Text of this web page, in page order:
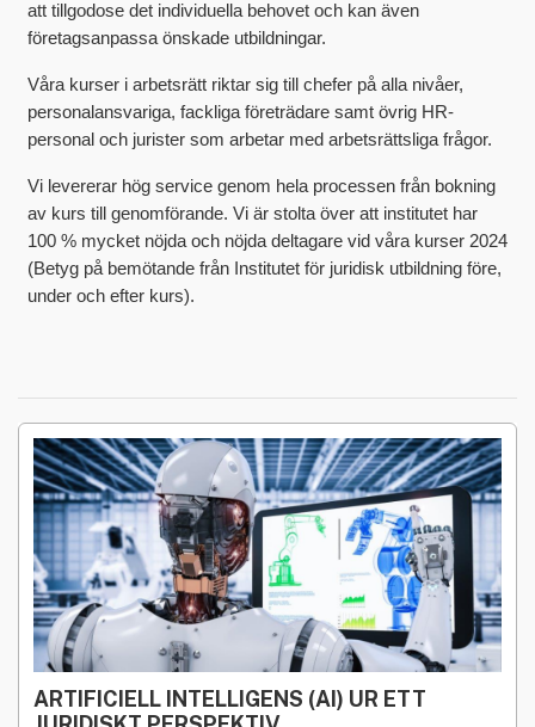
att tillgodose det individuella behovet och kan även
företagsanpassa önskade utbildningar.
Våra kurser i arbetsrätt riktar sig till chefer på alla nivåer,
personalansvariga, fackliga företrädare samt övrig HR-
personal och jurister som arbetar med arbetsrättsliga frågor.
Vi levererar hög service genom hela processen från bokning
av kurs till genomförande. Vi är stolta över att institutet har
100 % mycket nöjda och nöjda deltagare vid våra kurser 2024
(Betyg på bemötande från Institutet för juridisk utbildning före,
under och efter kurs).
ARTIFICIELL INTELLIGENS (AI) UR ETT